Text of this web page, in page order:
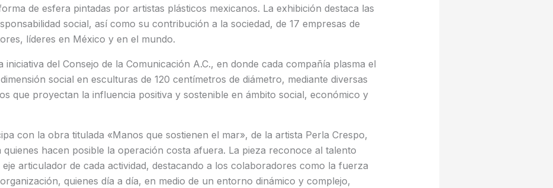
de esfera pintadas por artistas plásticos mexicanos. La exhibición destaca las
social, así como su contribución a la sociedad, de 17 empresas de
líderes en México y en el mundo.
iniciativa del Consejo de la Comunicación A.C., en donde cada compañía plasma el
social en esculturas de 120 centímetros de diámetro, mediante diversas
que proyectan la influencia positiva y sostenible en ámbito social, económico y
con la obra titulada «Manos que sostienen el mar», de la artista Perla Crespo,
quienes hacen posible la operación costa afuera. La pieza reconoce al talento
articulador de cada actividad, destacando a los colaboradores como la fuerza
quienes día a día, en medio de un entorno dinámico y complejo,